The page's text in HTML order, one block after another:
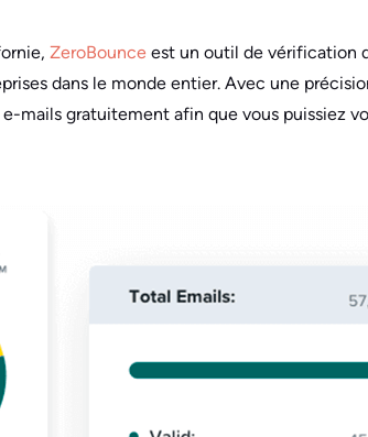
ZeroBounce est un outil de vérification
dans le monde entier. Avec une
e-mails gratuitement afin que vous puissiez